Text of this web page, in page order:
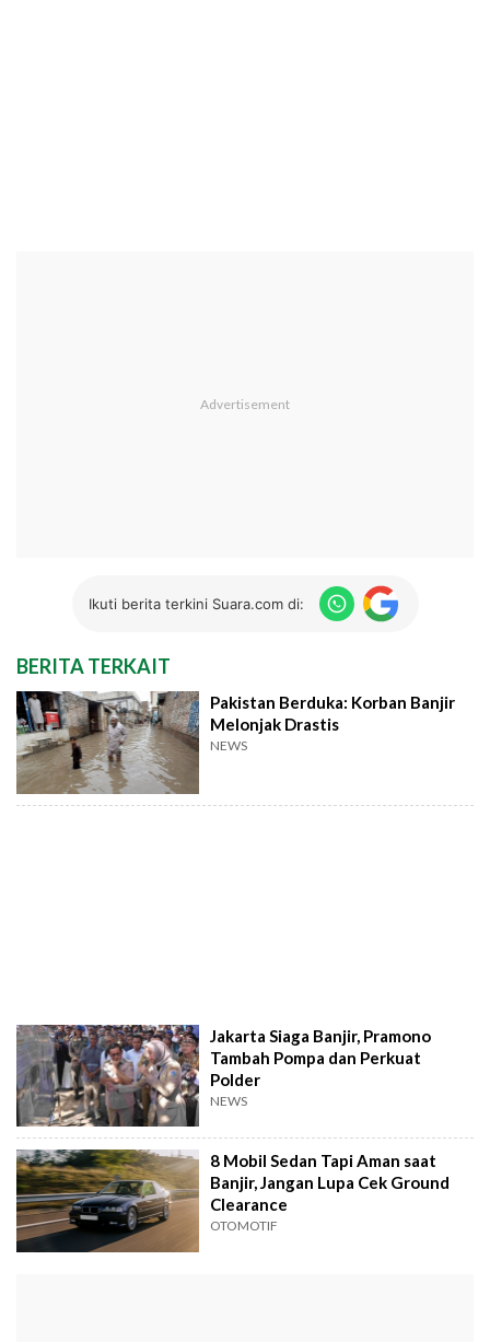
Ikuti berita terkini Suara.com di:
BERITA TERKAIT
Pakistan Berduka: Korban Banjir
Melonjak Drastis
NEWS
Jakarta Siaga Banjir, Pramono
Tambah Pompa dan Perkuat
Polder
NEWS
8 Mobil Sedan Tapi Aman saat
Banjir, Jangan Lupa Cek Ground
Clearance
OTOMOTIF